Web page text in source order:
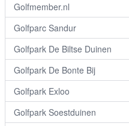
Golfmember.nl
Golfparc Sandur
Golfpark De Biltse Duinen
Golfpark De Bonte Bij
Golfpark Exloo
Golfpark Soestduinen